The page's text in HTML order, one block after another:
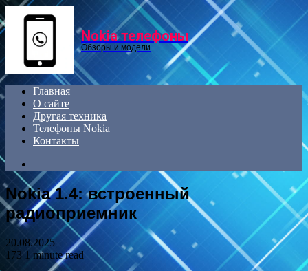
Nokia телефоны
Обзоры и модели
Главная
О сайте
Другая техника
Телефоны Nokia
Контакты
for
Nokia 1.4: встроенный
радиоприемник
20.08.2025
173 1 minute read